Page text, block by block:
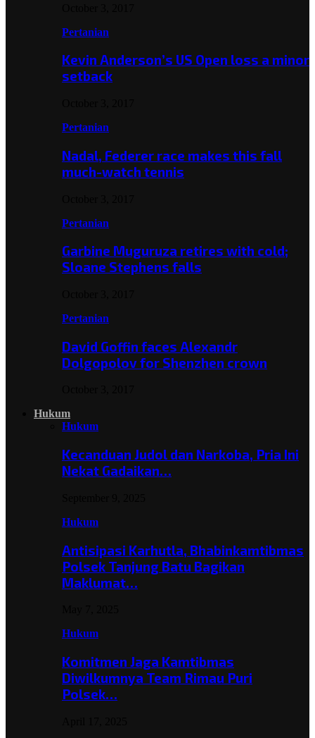
Pertanian
Kevin Anderson’s US Open loss a minor
setback
Pertanian
Nadal, Federer race makes this fall
much-watch tennis
Pertanian
Garbine Muguruza retires with cold;
Sloane Stephens falls
Pertanian
David Goffin faces Alexandr
Dolgopolov for Shenzhen crown
Hukum
Hukum
Kecanduan Judol dan Narkoba, Pria Ini
Nekat Gadaikan…
Hukum
Antisipasi Karhutla, Bhabinkamtibmas
Polsek Tanjung Batu Bagikan
Maklumat…
Hukum
Komitmen Jaga Kamtibmas
Diwilkumnya Team Rimau Puri
Polsek…